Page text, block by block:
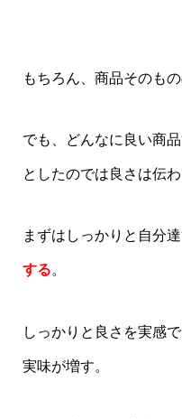
もちろん、商品そのも
でも、どんなに良い商
としたのでは良さは伝わ
まずはしっかりと自分達
する。
しっかりと良さを実感
実味が増す。